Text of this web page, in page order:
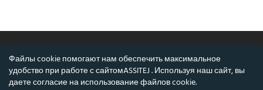
© ASSITEJ — Международная ассоциация
театра и исполнительского искусства для
Файлы cookie помогают нам обеспечить максимальное
удобство при работе с сайтомASSITEJ . Используя наш сайт, вы
даете согласие на использование файлов cookie.